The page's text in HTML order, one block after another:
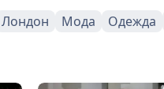
Лондон Мода Одежда